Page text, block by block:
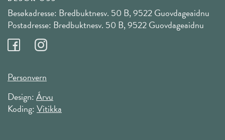
Besøkadresse: Bredbuktnesv. 50 B, 9522 Guovdageaidnu
Postadresse: Bredbuktnesv. 50 B, 9522 Guovdageaidnu
Personvern
Design:Árvu
Koding:Vitikka